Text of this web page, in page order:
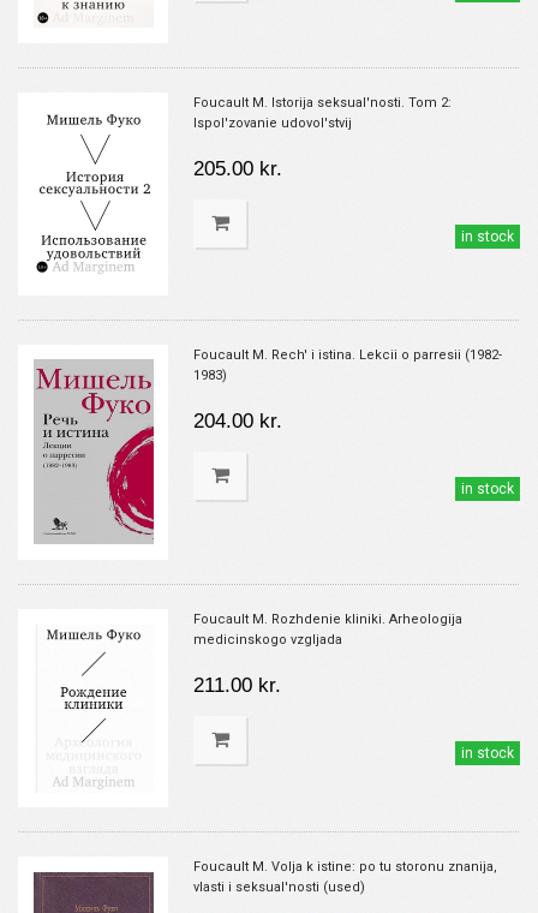
Foucault M. Istorija seksual'nosti. Tom 2:
Ispol'zovanie udovol'stvij
205.00 kr.
in stock
Foucault M. Rech' i istina. Lekcii o parresii (1982-
1983)
204.00 kr.
in stock
Foucault M. Rozhdenie kliniki. Arheologija
medicinskogo vzgljada
211.00 kr.
in stock
Foucault M. Volja k istine: po tu storonu znanija,
vlasti i seksual'nosti (used)